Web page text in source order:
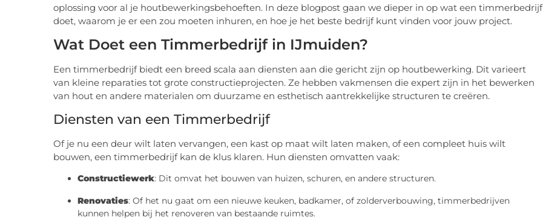
oplossing voor al je houtbewerkingsbehoeften. In deze blogpost gaan we dieper in op wat een timmerbedrijf
doet, waarom je er een zou moeten inhuren, en hoe je het beste bedrijf kunt vinden voor jouw project.
Wat Doet een Timmerbedrijf in IJmuiden?
Een timmerbedrijf biedt een breed scala aan diensten aan die gericht zijn op houtbewerking. Dit varieert
van kleine reparaties tot grote constructieprojecten. Ze hebben vakmensen die expert zijn in het bewerken
van hout en andere materialen om duurzame en esthetisch aantrekkelijke structuren te creëren.
Diensten van een Timmerbedrijf
Of je nu een deur wilt laten vervangen, een kast op maat wilt laten maken, of een compleet huis wilt
bouwen, een timmerbedrijf kan de klus klaren. Hun diensten omvatten vaak:
Constructiewerk: Dit omvat het bouwen van huizen, schuren, en andere structuren.
Renovaties: Of het nu gaat om een nieuwe keuken, badkamer, of zolderverbouwing, timmerbedrijven
kunnen helpen bij het renoveren van bestaande ruimtes.